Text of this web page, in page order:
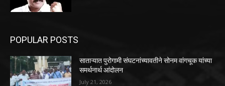
POPULAR POSTS
साताऱ्यात पुरोगामी संघटनांच्यावतीने सोनम वांगचूक यांच्या
समर्थनार्थ आंदोलन
July 21, 2026